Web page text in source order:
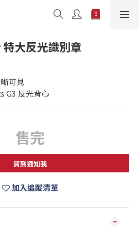
特大反光識別章
可見
G3 反光背心
售完
貨到通知我
加入追蹤清單